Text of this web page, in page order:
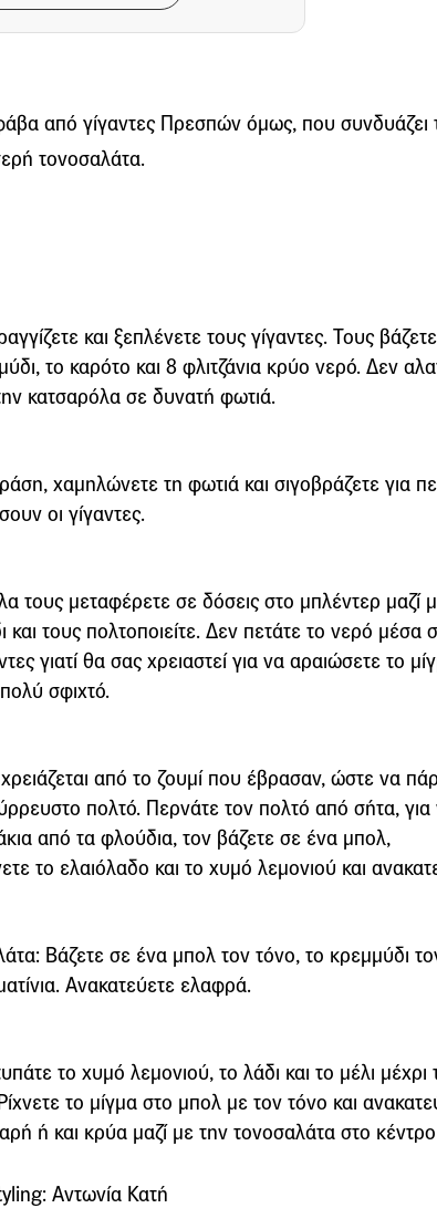
από γίγαντες Πρεσπών όμως, που συνδυάζει
τονοσαλάτα.
και ξεπλένετε τους γίγαντες. Τους
το καρότο και 8 φλιτζάνια κρύο νερό. Δεν
κατσαρόλα σε δυνατή φωτιά.
χαμηλώνετε τη φωτιά και σιγοβράζετε για
οι γίγαντες.
τους μεταφέρετε σε δόσεις στο μπλέντερ μαζί
και τους πολτοποιείτε. Δεν πετάτε το νερό μέσα
γιατί θα σας χρειαστεί για να αραιώσετε το
σφιχτό.
από το ζουμί που έβρασαν, ώστε να
πολτό. Περνάτε τον πολτό από σήτα, για
από τα φλούδια, τον βάζετε σε ένα μπολ,
το ελαιόλαδο και το χυμό λεμονιού και
Βάζετε σε ένα μπολ τον τόνο, το κρεμμύδι
Ανακατεύετε ελαφρά.
το χυμό λεμονιού, το λάδι και το μέλι μέχρι
το μίγμα στο μπολ με τον τόνο και
ή και κρύα μαζί με την τονοσαλάτα στο
Aντωνία Κατή